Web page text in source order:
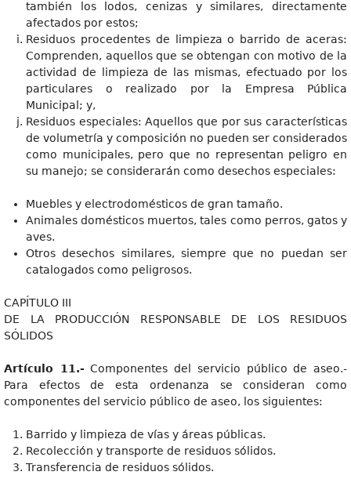
también los lodos, cenizas y similares, directamente
afectados por estos;
Residuos procedentes de limpieza o barrido de aceras:
Comprenden, aquellos que se obtengan con motivo de la
actividad de limpieza de las mismas, efectuado por los
particulares o realizado por la Empresa Pública
Municipal; y,
Residuos especiales: Aquellos que por sus características
de volumetría y composición no pueden ser considerados
como municipales, pero que no representan peligro en
su manejo; se considerarán como desechos especiales:
Muebles y electrodomésticos de gran tamaño.
Animales domésticos muertos, tales como perros, gatos y
aves.
Otros desechos similares, siempre que no puedan ser
catalogados como peligrosos.
CAPÍTULO III
DE LA PRODUCCIÓN RESPONSABLE DE LOS RESIDUOS
SÓLIDOS
Artículo 11.- Componentes del servicio público de aseo.-
Para efectos de esta ordenanza se consideran como
componentes del servicio público de aseo, los siguientes:
Barrido y limpieza de vías y áreas públicas.
Recolección y transporte de residuos sólidos.
Transferencia de residuos sólidos.